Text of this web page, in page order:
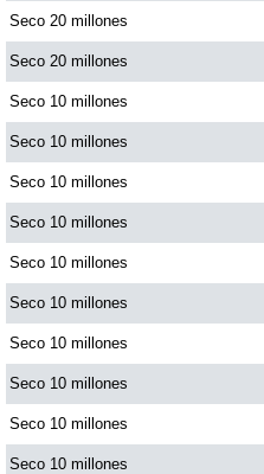
Seco 20 millones
Seco 20 millones
Seco 10 millones
Seco 10 millones
Seco 10 millones
Seco 10 millones
Seco 10 millones
Seco 10 millones
Seco 10 millones
Seco 10 millones
Seco 10 millones
Seco 10 millones